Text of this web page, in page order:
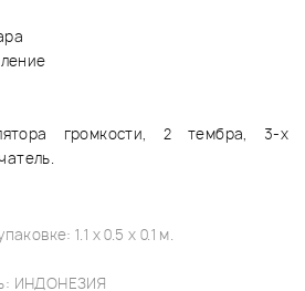
громкости, 2 тембра, 3-х
1.1 x 0.5 x 0.1 м.
ИНДОНЕЗИЯ